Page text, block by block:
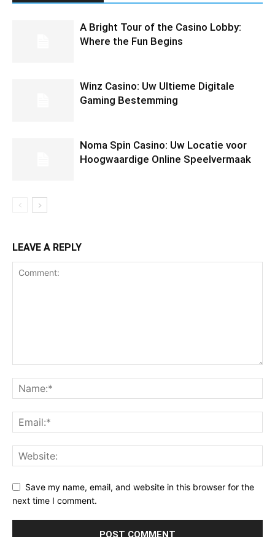
A Bright Tour of the Casino Lobby:
Where the Fun Begins
Winz Casino: Uw Ultieme Digitale
Gaming Bestemming
Noma Spin Casino: Uw Locatie voor
Hoogwaardige Online Speelvermaak
LEAVE A REPLY
Save my name, email, and website in this browser for the
next time I comment.